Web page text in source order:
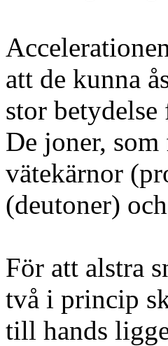
att de kunna
stor
De joner,
vätekärnor
(deutoner)
För att alstra
två i princip
till hands